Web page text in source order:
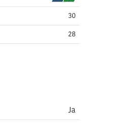
30
28
Ja